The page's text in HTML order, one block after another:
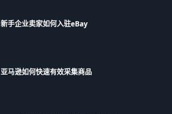
新手企业卖家如何入驻eBay
亚马逊如何快速有效采集商品